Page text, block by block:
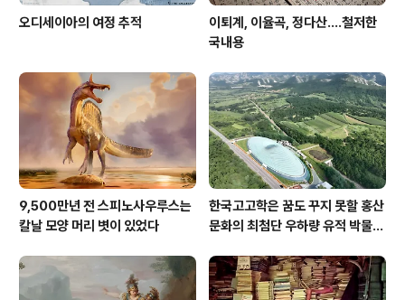
오디세이아의 여정 추적
이퇴계, 이율곡, 정다산....철저한
국내용
9,500만년 전 스피노사우루스는
칼날 모양 머리 볏이 있었다
한국고고학은 꿈도 꾸지 못할 홍산
문화의 최첨단 우하량 유적 박물관